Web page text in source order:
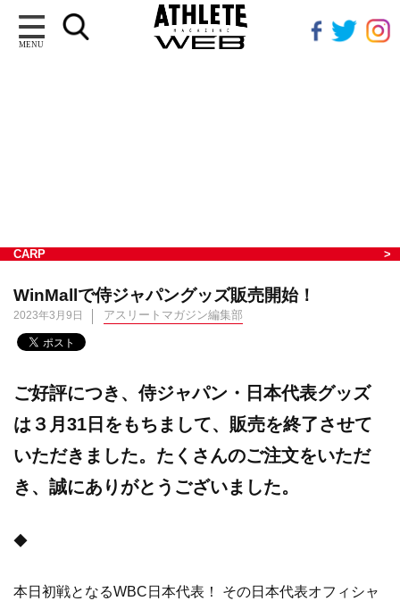
MENU
CARP
WinMallで侍ジャパングッズ販売開始！
2023年3月9日 アスリートマガジン編集部
ご好評につき、侍ジャパン・日本代表グッズ
は３月31日をもちまして、販売を終了させて
いただきました。たくさんのご注文をいただ
き、誠にありがとうございました。
◆
本日初戦となるWBC日本代表！ その日本代表オフィシャ